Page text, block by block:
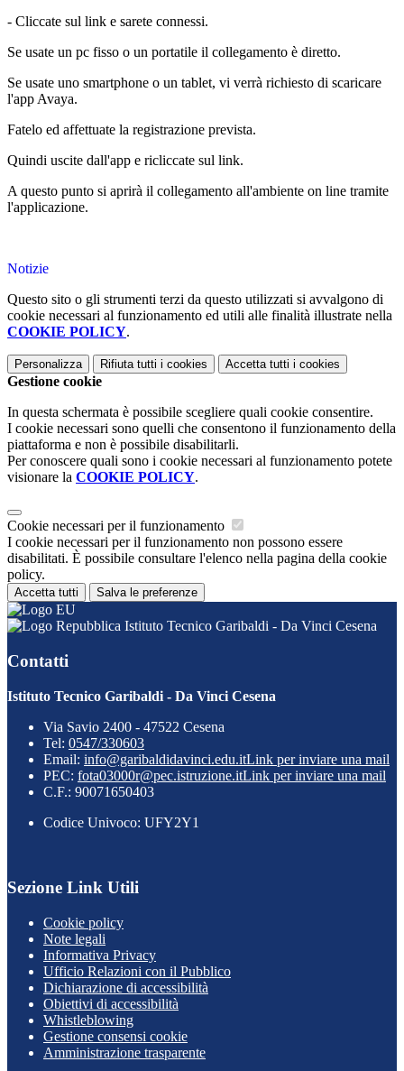
- Cliccate sul link e sarete connessi.
Se usate un pc fisso o un portatile il collegamento è diretto.
Se usate uno smartphone o un tablet, vi verrà richiesto di scaricare
l'app Avaya.
Fatelo ed affettuate la registrazione prevista.
Quindi uscite dall'app e ricliccate sul link.
A questo punto si aprirà il collegamento all'ambiente on line tramite
l'applicazione.
Notizie
Questo sito o gli strumenti terzi da questo utilizzati si avvalgono di
cookie necessari al funzionamento ed utili alle finalità illustrate nella
COOKIE POLICY.
Personalizza Rifiuta tutti i cookies Accetta tutti i cookies
Gestione cookie
In questa schermata è possibile scegliere quali cookie consentire.
I cookie necessari sono quelli che consentono il funzionamento della
piattaforma e non è possibile disabilitarli.
Per conoscere quali sono i cookie necessari al funzionamento potete
visionare la COOKIE POLICY.
Cookie necessari per il funzionamento
I cookie necessari per il funzionamento non possono essere
disabilitati. È possibile consultare l'elenco nella pagina della cookie
policy.
Accetta tutti Salva le preferenze
Istituto Tecnico Garibaldi - Da Vinci Cesena
Contatti
Istituto Tecnico Garibaldi - Da Vinci Cesena
Via Savio 2400 - 47522 Cesena
Tel: 0547/330603
Email: info@garibaldidavinci.edu.itLink per inviare una mail
PEC: fota03000r@pec.istruzione.itLink per inviare una mail
C.F.: 90071650403
Codice Univoco: UFY2Y1
Sezione Link Utili
Cookie policy
Note legali
Informativa Privacy
Ufficio Relazioni con il Pubblico
Dichiarazione di accessibilità
Obiettivi di accessibilità
Whistleblowing
Gestione consensi cookie
Amministrazione trasparente